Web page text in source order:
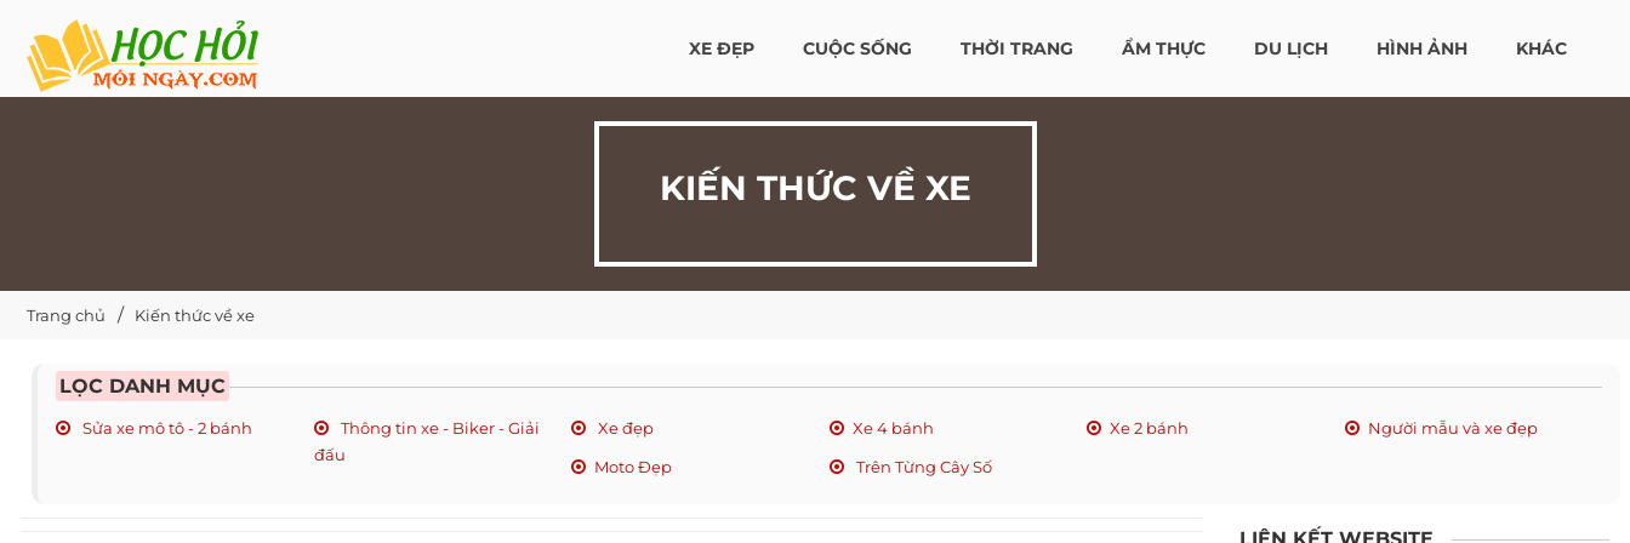
XE ĐẸP CUỘC SỐNG THỜI TRANG ẨM THỰC DU LỊCH HÌNH ẢNH KHÁC
KIẾN THỨC VỀ XE
Trang chủ Kiến thức về xe
LỌC DANH MỤC
Sửa xe mô tô - 2 bánh
Thông tin xe - Biker - Giải
đấu
Xe đẹp Xe 4 bánh Xe 2 bánh
Người mẫu và xe đẹp
Moto Đẹp
Trên Từng Cây Số